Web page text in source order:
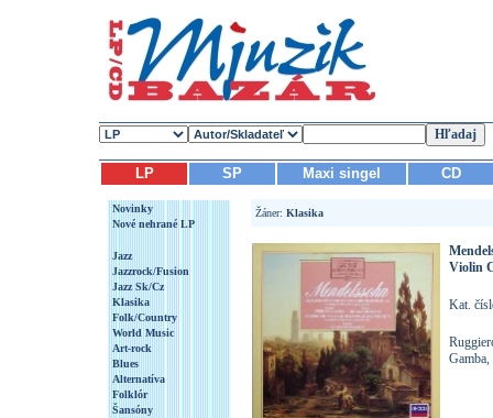
LP SP Maxi singel CD
Novinky
Nové nehrané LP
Jazz
Jazzrock/Fusion
Jazz Sk/Cz
Klasika
Folk/Country
World Music
Art-rock
Blues
Alternatíva
Folklór
Šansóny
Žáner: Klasika
Violin
Kat.